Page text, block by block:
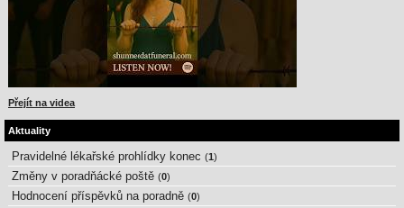
Přejít na videa
Aktuality
Pravidelné lékařské prohlídky konec (1)
Změny v poradňácké poště (0)
Hodnocení příspěvků na poradně (0)